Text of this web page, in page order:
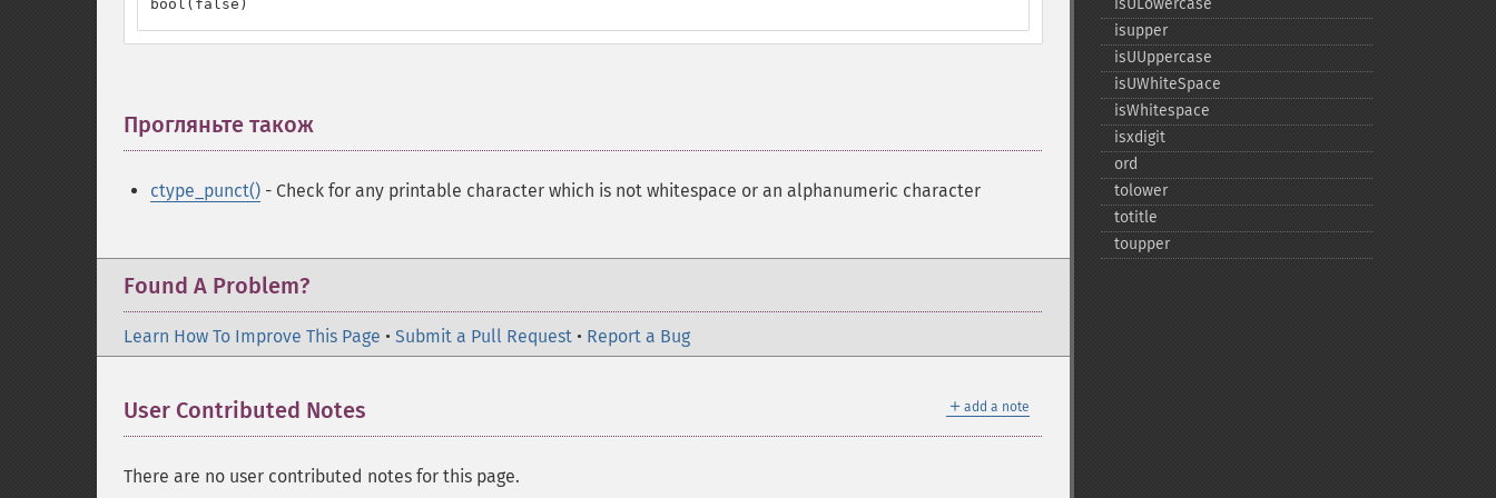
bool(false)
Прогляньте також
ctype_punct() - Check for any printable character which is not whitespace or an alphanumeric character
Found A Problem?
Learn How To Improve This Page • Submit a Pull Request • Report a Bug
＋ add a note
User Contributed Notes
There are no user contributed notes for this page.
isULowercase
isupper
isUUppercase
isUWhiteSpace
isWhitespace
isxdigit
ord
tolower
totitle
toupper